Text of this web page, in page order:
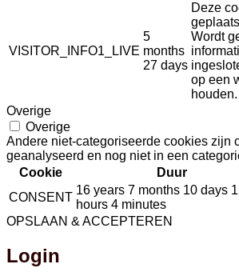
VISITOR_INFO1_LIVE
5
months
27 days
Deze
Wordt
op een
houden.
Overige
Overige
Andere niet-categoriseerde cookies zijn
geanalyseerd en nog niet in een
Cookie
Duur
CONSENT
16 years 7 months 10 days
hours 4 minutes
OPSLAAN & ACCEPTEREN
Login